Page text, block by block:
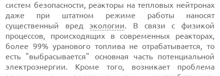
систем безопасности, реакторы на тепловых нейтронах
даже при штатном режиме работы наносят
существенный вред экологии. В связи с физикой
процессов, происходящих в современных реакторах,
более 99% уранового топлива не отрабатывается, то
есть "выбрасывается" основная часть потенциальной
электроэнергии. Кроме того, возникает проблема